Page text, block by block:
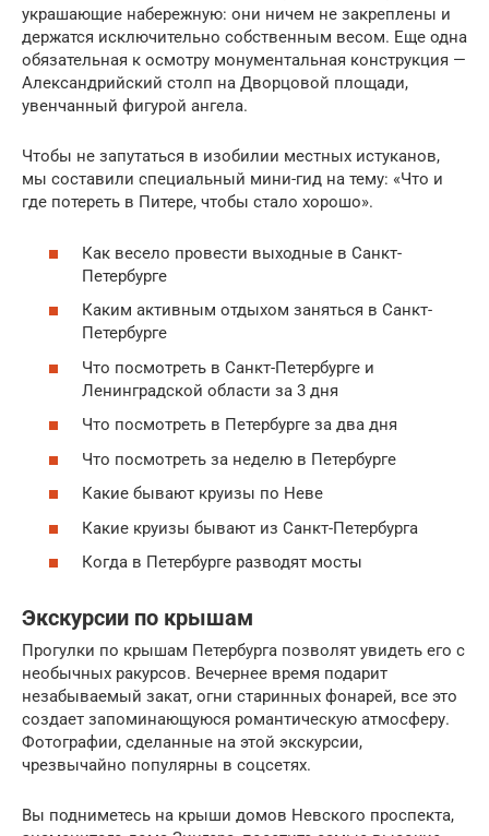
украшающие набережную: они ничем не закреплены и
держатся исключительно собственным весом. Еще одна
обязательная к осмотру монументальная конструкция —
Александрийский столп на Дворцовой площади,
увенчанный фигурой ангела.
Чтобы не запутаться в изобилии местных истуканов,
мы составили специальный мини-гид на тему: «Что и
где потереть в Питере, чтобы стало хорошо».
Как весело провести выходные в Санкт-
Петербурге
Каким активным отдыхом заняться в Санкт-
Петербурге
Что посмотреть в Санкт-Петербурге и
Ленинградской области за 3 дня
Что посмотреть в Петербурге за два дня
Что посмотреть за неделю в Петербурге
Какие бывают круизы по Неве
Какие круизы бывают из Санкт-Петербурга
Когда в Петербурге разводят мосты
Экскурсии по крышам
Прогулки по крышам Петербурга позволят увидеть его с
необычных ракурсов. Вечернее время подарит
незабываемый закат, огни старинных фонарей, все это
создает запоминающуюся романтическую атмосферу.
Фотографии, сделанные на этой экскурсии,
чрезвычайно популярны в соцсетях.
Вы подниметесь на крыши домов Невского проспекта,